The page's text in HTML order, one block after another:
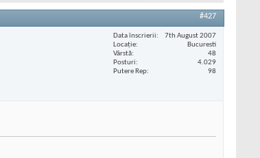
#427
Data înscrierii
7th August 2007
Locaţie
Bucuresti
Vârstă
48
Posturi
4.029
Putere Rep
98